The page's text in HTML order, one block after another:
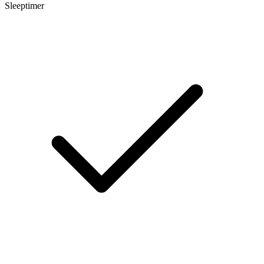
Sleeptimer